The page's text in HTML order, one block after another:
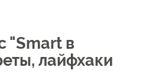
"Smart в
лайфхаки